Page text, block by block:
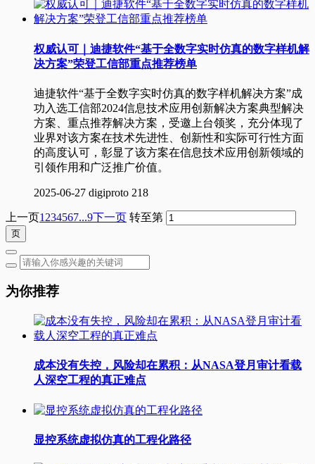
权威认可｜迪捷软件“基于全数字实时仿真的数字样机解
决方案”荣登工信部重点推荐榜单
迪捷软件“基于全数字实时仿真的数字样机解决方案”成
功入选工信部2024信息技术应用创新解决方案典型解决
方案、重点推荐解决方案，受邀上台领奖，充分体现了
业界对该方案在技术先进性、创新性和实际可行性方面
的高度认可，彰显了该方案在信息技术应用创新领域的
引领作用和广泛推广价值。
2025-06-27 digiproto 218
上一页1 234567...9下一页 转至第
为你推荐
成本没有失控，风险却在累积：从NASA登月审计看载
人深空工程的真正难点
显控系统虚拟仿真的工程化路径